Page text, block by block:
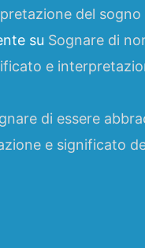
del sogno
su Sognare di
e
di essere
e significato